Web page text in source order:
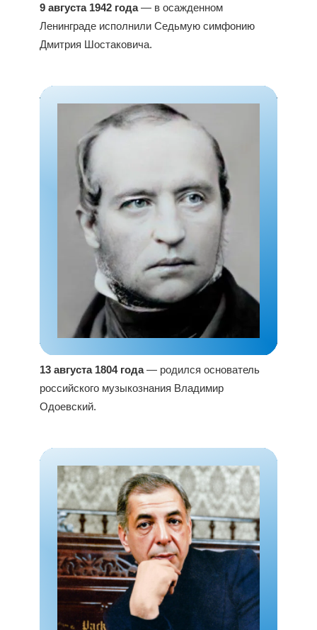
9 августа 1942 года— в осажденном
Ленинграде исполнили Седьмую симфонию
Дмитрия Шостаковича.
13 августа 1804 года— родился основатель
российского музыкознания Владимир
Одоевский.